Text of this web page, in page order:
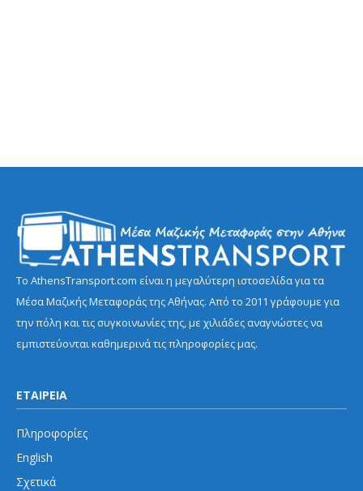
Το AthensTransport.com είναι η μεγαλύτερη ιστοσελίδα για τα
Μέσα Μαζικής Μεταφοράς της Αθήνας. Από το 2011 γράφουμε για
την πόλη και τις συγκοινωνίες της, με χιλιάδες αναγνώστες να
εμπιστεύονται καθημερινά τις πληροφορίες μας.
ΕΤΑΙΡΕΙΑ
Πληροφορίες
English
Σχετικά